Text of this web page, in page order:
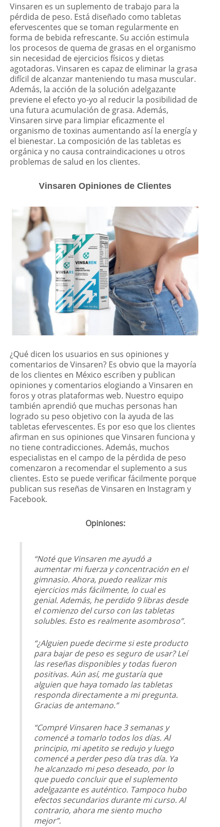
Vinsaren es un suplemento de trabajo para la
pérdida de peso. Está diseñado como tabletas
efervescentes que se toman regularmente en
forma de bebida refrescante. Su acción estimula
los procesos de quema de grasas en el organismo
sin necesidad de ejercicios físicos y dietas
agotadoras. Vinsaren es capaz de eliminar la grasa
difícil de alcanzar manteniendo tu masa muscular.
Además, la acción de la solución adelgazante
previene el efecto yo-yo al reducir la posibilidad de
una futura acumulación de grasa. Además,
Vinsaren sirve para limpiar eficazmente el
organismo de toxinas aumentando así la energía y
el bienestar. La composición de las tabletas es
orgánica y no causa contraindicaciones u otros
problemas de salud en los clientes.
Vinsaren Opiniones de Clientes
¿Qué dicen los usuarios en sus opiniones y
comentarios de Vinsaren? Es obvio que la mayoría
de los clientes en México escriben y publican
opiniones y comentarios elogiando a Vinsaren en
foros y otras plataformas web. Nuestro equipo
también aprendió que muchas personas han
logrado su peso objetivo con la ayuda de las
tabletas efervescentes. Es por eso que los clientes
afirman en sus opiniones que Vinsaren funciona y
no tiene contradicciones. Además, muchos
especialistas en el campo de la pérdida de peso
comenzaron a recomendar el suplemento a sus
clientes. Esto se puede verificar fácilmente porque
publican sus reseñas de Vinsaren en Instagram y
Facebook.
Opiniones:
“Noté que Vinsaren me ayudó a
aumentar mi fuerza y concentración en el
gimnasio. Ahora, puedo realizar mis
ejercicios más fácilmente, lo cual es
genial. Además, he perdido 9 libras desde
el comienzo del curso con las tabletas
solubles. Esto es realmente asombroso”.
“¿Alguien puede decirme si este producto
para bajar de peso es seguro de usar? Leí
las reseñas disponibles y todas fueron
positivas. Aún así, me gustaría que
alguien que haya tomado las tabletas
responda directamente a mi pregunta.
Gracias de antemano.”
“Compré Vinsaren hace 3 semanas y
comencé a tomarlo todos los días. Al
principio, mi apetito se redujo y luego
comencé a perder peso día tras día. Ya
he alcanzado mi peso deseado, por lo
que puedo concluir que el suplemento
adelgazante es auténtico. Tampoco hubo
efectos secundarios durante mi curso. Al
contrario, ahora me siento mucho
mejor”.